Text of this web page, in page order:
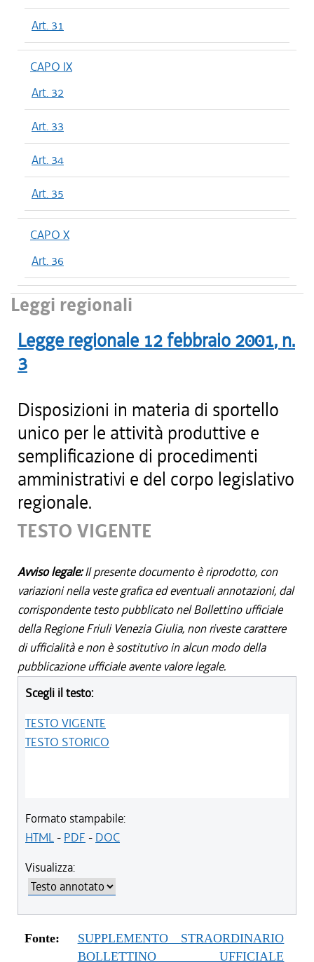
Art. 31
CAPO IX
Art. 32
Art. 33
Art. 34
Art. 35
CAPO X
Art. 36
Leggi regionali
Legge regionale 12 febbraio 2001, n.
3
Disposizioni in materia di sportello
unico per le attività produttive e
semplificazione di procedimenti
amministrativi e del corpo legislativo
regionale.
TESTO VIGENTE
Avviso legale:Il presente documento è riprodotto, con
variazioni nella veste grafica ed eventuali annotazioni, dal
corrispondente testo pubblicato nel Bollettino ufficiale
della Regione Friuli Venezia Giulia, non riveste carattere
di ufficialità e non è sostitutivo in alcun modo della
pubblicazione ufficiale avente valore legale.
Scegli il testo:
TESTO VIGENTE
TESTO STORICO
Formato stampabile:
HTML- PDF - DOC
Visualizza:
Fonte:
SUPPLEMENTO STRAORDINARIO
BOLLETTINO UFFICIALE